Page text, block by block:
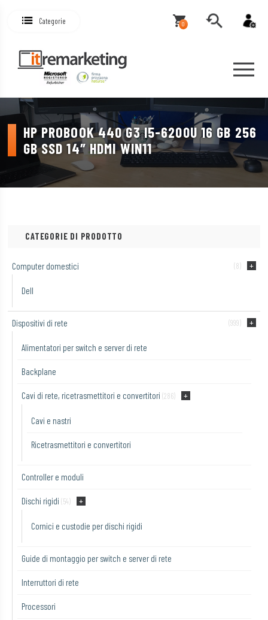
Categorie 0
HP PROBOOK 440 G3 I5-6200U 16 GB 256
GB SSD 14″ HDMI WIN11
CATEGORIE DI PRODOTTO
Computer domestici (8)
Dell
Dispositivi di rete (999)
Alimentatori per switch e server di rete
Backplane
Cavi di rete, ricetrasmettitori e convertitori (286)
Cavi e nastri
Ricetrasmettitori e convertitori
Controller e moduli
Dischi rigidi (54)
Cornici e custodie per dischi rigidi
Guide di montaggio per switch e server di rete
Interruttori di rete
Processori